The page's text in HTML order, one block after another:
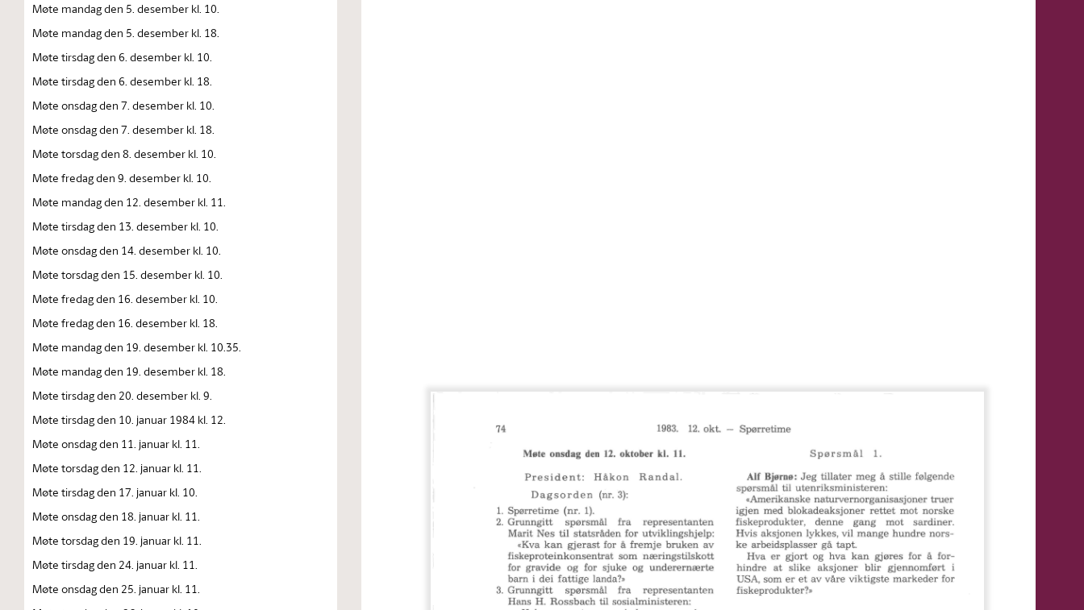
Møte mandag den 5. desember kl. 10.
Møte mandag den 5. desember kl. 18.
Møte tirsdag den 6. desember kl. 10.
Møte tirsdag den 6. desember kl. 18.
Møte onsdag den 7. desember kl. 10.
Møte onsdag den 7. desember kl. 18.
Møte torsdag den 8. desember kl. 10.
Møte fredag den 9. desember kl. 10.
Møte mandag den 12. desember kl. 11.
Møte tirsdag den 13. desember kl. 10.
Møte onsdag den 14. desember kl. 10.
Møte torsdag den 15. desember kl. 10.
Møte fredag den 16. desember kl. 10.
Møte fredag den 16. desember kl. 18.
Møte mandag den 19. desember kl. 10.35.
Møte mandag den 19. desember kl. 18.
Møte tirsdag den 20. desember kl. 9.
Møte tirsdag den 10. januar 1984 kl. 12.
Møte onsdag den 11. januar kl. 11.
Møte torsdag den 12. januar kl. 11.
Møte tirsdag den 17. januar kl. 10.
Møte onsdag den 18. januar kl. 11.
Møte torsdag den 19. januar kl. 11.
Møte tirsdag den 24. januar kl. 11.
Møte onsdag den 25. januar kl. 11.